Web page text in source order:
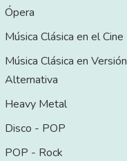
Ópera
Música Clásica en el Cine
Música Clásica en Versión
Alternativa
Heavy Metal
Disco - POP
POP - Rock